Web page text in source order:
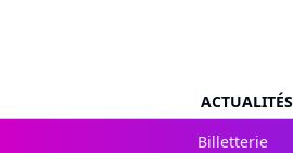
ACTUALITÉS
Billetterie